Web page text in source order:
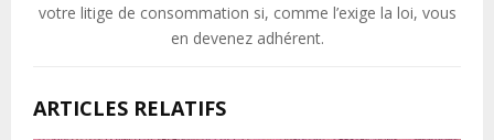
votre litige de consommation si, comme l’exige la loi, vous
en devenez adhérent.
ARTICLES RELATIFS